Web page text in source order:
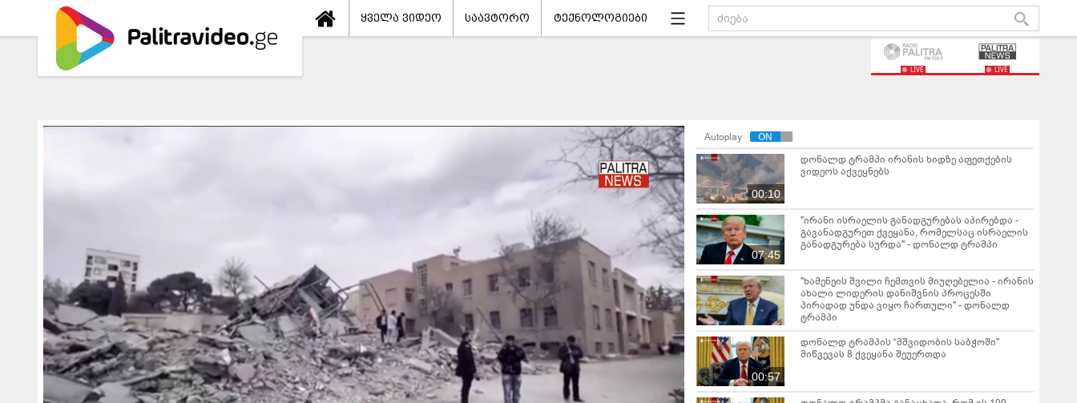
ყველა ვიდეო საავტორო ტექნოლოგიები
LIVE LIVE
Autoplay
00:10
დონალდ ტრამპი ირანის ხიდზე აფეთქების
ვიდეოს აქვეყნებს
07:45
"ირანი ისრაელის განადგურებას აპირებდა -
გავანადგურეთ ქვეყანა, რომელსაც ისრაელის
განადგურება სურდა" - დონალდ ტრამპი
"ხამენეის შვილი ჩემთვის მიუღებელია - ირანის
ახალი ლიდერის დანიშვნის პროცესში
პირადად უნდა ვიყო ჩართული" - დონალდ
ტრამპი
00:57
დონალდ ტრამპის “მშვიდობის საბჭოში"
მიწვევას 8 ქვეყანა შეუერთდა